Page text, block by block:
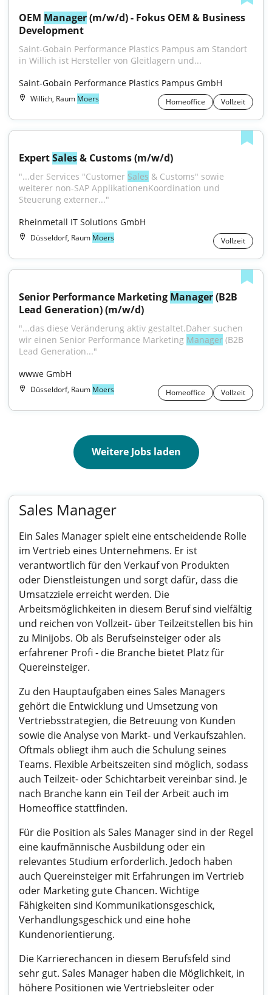
OEM Manager (m/w/d) - Fokus OEM & Business
Development
Saint-Gobain Performance Plastics Pampus am Standort
in Willich ist Hersteller von Gleitlagern und...
Saint-Gobain Performance Plastics Pampus GmbH
Willich, Raum Moers Homeoffice Vollzeit
Expert Sales & Customs (m/w/d)
"...der Services "Customer Sales & Customs" sowie
weiterer non-SAP ApplikationenKoordination und
Steuerung externer..."
Rheinmetall IT Solutions GmbH
Düsseldorf, Raum Moers Vollzeit
Senior Performance Marketing Manager (B2B
Lead Generation) (m/w/d)
"...das diese Veränderung aktiv gestaltet.Daher suchen
wir einen Senior Performance Marketing Manager (B2B
Lead Generation..."
wwwe GmbH
Düsseldorf, Raum Moers Homeoffice Vollzeit
Weitere Jobs laden
Sales Manager
Ein Sales Manager spielt eine entscheidende Rolle
im Vertrieb eines Unternehmens. Er ist
verantwortlich für den Verkauf von Produkten
oder Dienstleistungen und sorgt dafür, dass die
Umsatzziele erreicht werden. Die
Arbeitsmöglichkeiten in diesem Beruf sind vielfältig
und reichen von Vollzeit- über Teilzeitstellen bis hin
zu Minijobs. Ob als Berufseinsteiger oder als
erfahrener Profi - die Branche bietet Platz für
Quereinsteiger.
Zu den Hauptaufgaben eines Sales Managers
gehört die Entwicklung und Umsetzung von
Vertriebsstrategien, die Betreuung von Kunden
sowie die Analyse von Markt- und Verkaufszahlen.
Oftmals obliegt ihm auch die Schulung seines
Teams. Flexible Arbeitszeiten sind möglich, sodass
auch Teilzeit- oder Schichtarbeit vereinbar sind. Je
nach Branche kann ein Teil der Arbeit auch im
Homeoffice stattfinden.
Für die Position als Sales Manager sind in der Regel
eine kaufmännische Ausbildung oder ein
relevantes Studium erforderlich. Jedoch haben
auch Quereinsteiger mit Erfahrungen im Vertrieb
oder Marketing gute Chancen. Wichtige
Fähigkeiten sind Kommunikationsgeschick,
Verhandlungsgeschick und eine hohe
Kundenorientierung.
Die Karrierechancen in diesem Berufsfeld sind
sehr gut. Sales Manager haben die Möglichkeit, in
höhere Positionen wie Vertriebsleiter oder